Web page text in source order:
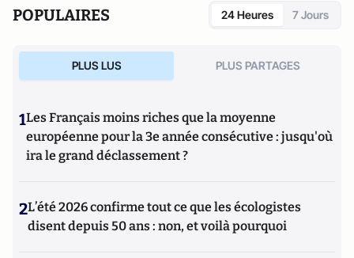
POPULAIRES 24 Heures 7 Jours
PLUS LUS PLUS PARTAGES
1Les Français moins riches que la moyenne
européenne pour la 3e année consécutive : jusqu'où
ira le grand déclassement ?
2L’été 2026 confirme tout ce que les écologistes
disent depuis 50 ans : non, et voilà pourquoi